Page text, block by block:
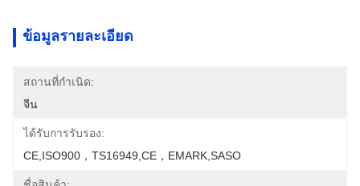
ข้อมูลรายละเอียด
สถานที่กำเนิด:
จีน
ได้รับการรับรอง:
CE,ISO900，TS16949,CE，EMARK,SASO